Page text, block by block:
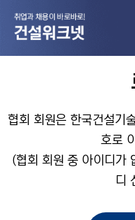
협회 회원은 한국건설기
호로
(협회 회원 중 아이디가
디